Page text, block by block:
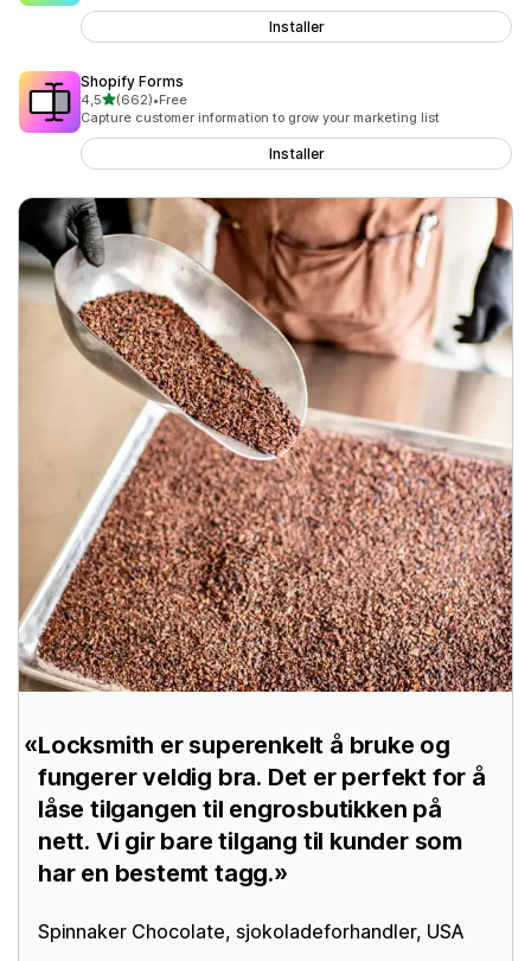
Installer
Shopify Forms
4,5av 5 stjerner
(662)
Totalt 662 omtaler
•Free
Capture customer information to grow your marketing list
Installer
Locksmith er superenkelt å bruke og
fungerer veldig bra. Det er perfekt for å
låse tilgangen til engrosbutikken på
nett. Vi gir bare tilgang til kunder som
har en bestemt tagg.
Spinnaker Chocolate, sjokoladeforhandler, USA